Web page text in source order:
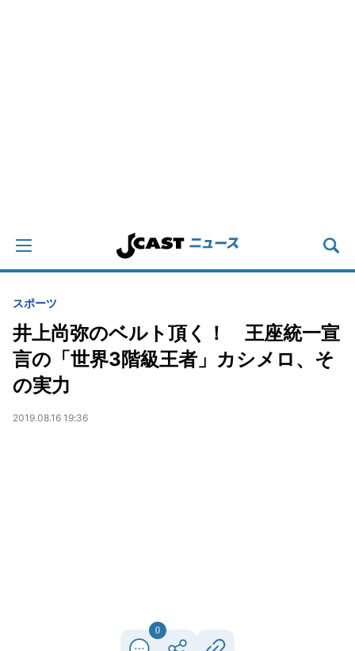
スポーツ
井上尚弥のベルト頂く！ 王座統一宣
言の「世界3階級王者」カシメロ、そ
の実力
2019.08.16 19:36
0